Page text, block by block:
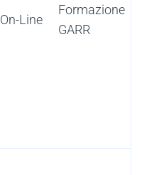
On-Line
Formazione
GARR